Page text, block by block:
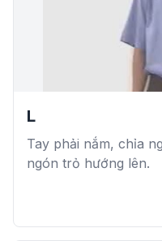
L
Tay phải nắm, chỉa
ngón trỏ hướng lên.